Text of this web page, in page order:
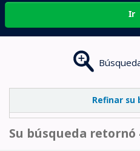
Ir
Refinar su
Su búsqueda retornó